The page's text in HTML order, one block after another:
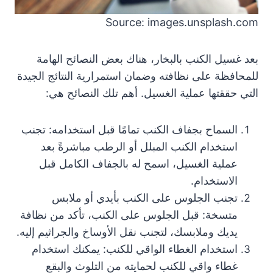
Source: images.unsplash.com
بعد غسيل الكنب بالبخار، هناك بعض النصائح الهامة
للمحافظة على نظافته وضمان استمرارية النتائج الجيدة
التي حققتها عملية الغسيل. أهم تلك النصائح هي:
السماح بجفاف الكنب تمامًا قبل استخدامه: تجنب
استخدام الكنب المبلل أو الرطب مباشرةً بعد
عملية الغسيل، اسمح له بالجفاف الكامل قبل
الاستخدام.
تجنب الجلوس على الكنب بأيدي أو ملابس
متسخة: قبل الجلوس على الكنب، تأكد من نظافة
يديك وملابسك، لتجنب نقل الأوساخ والجراثيم إليه.
استخدام الغطاء الواقي للكنب: يمكنك استخدام
غطاء واقي للكنب لحمايته من التلوث والبقع